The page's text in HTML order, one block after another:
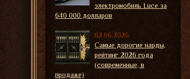
электромобиль Luce за
640 000 долларов
02.06.2026
Самые дорогие нарды,
рейтинг 2026 года
(современные, в
продаже)